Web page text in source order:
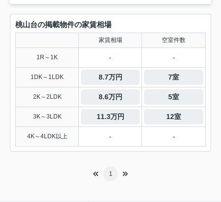
桃山台の掲載物件の家賃相場
家賃相場 空室件数
1R～1K - -
1DK～1LDK 8.7万円 7室
2K～2LDK 8.6万円 5室
3K～3LDK 11.3万円 12室
4K～4LDK以上 - -
1